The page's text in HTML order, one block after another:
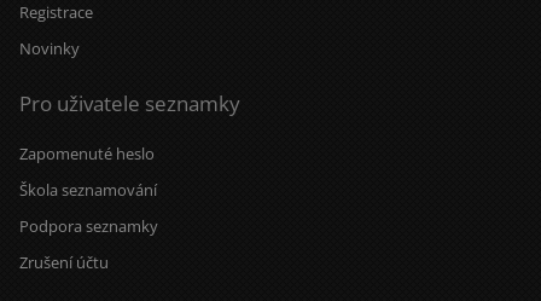
Registrace
Novinky
Pro uživatele seznamky
Zapomenuté heslo
Škola seznamování
Podpora seznamky
Zrušení účtu